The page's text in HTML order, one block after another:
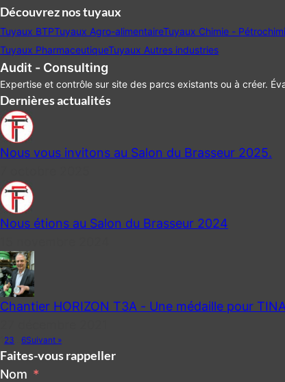
Découvrez nos tuyaux
Tuyaux BTPTuyaux Agro-alimentaireTuyaux Chimie -
Tuyaux PharmaceutiqueTuyaux Autres industries
Audit - Consulting
Expertise et contrôle sur site des parcs existants ou à créer.
Dernières actualités
Nous vous invitons au Salon du Brasseur 2025.
Nous étions au Salon du Brasseur 2024
Chantier HORIZON T3A - Une médaille pour
23 6Suivant »
Faites-vous rappeller
Nom